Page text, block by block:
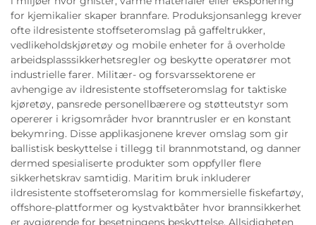
for kjemikalier skaper brannfare. Produksjonsanlegg krever
ofte ildresistente stoffseteromslag på gaffeltrukker,
vedlikeholdskjøretøy og mobile enheter for å overholde
arbeidsplasssikkerhetsregler og beskytte operatører mot
industrielle farer. Militær- og forsvarssektorene er
avhengige av ildresistente stoffseteromslag for taktiske
kjøretøy, pansrede personellbærere og støtteutstyr som
opererer i krigsområder hvor branntrusler er en konstant
bekymring. Disse applikasjonene krever omslag som gir
ballistisk beskyttelse i tillegg til brannmotstand, og danner
dermed spesialiserte produkter som oppfyller flere
sikkerhetskrav samtidig. Maritim bruk inkluderer
ildresistente stoffseteromslag for kommersielle fiskefartøy,
offshore-plattformer og kystvaktbåter hvor brannsikkerhet
er avgjørende for besetningens beskyttelse. Allsidigheten